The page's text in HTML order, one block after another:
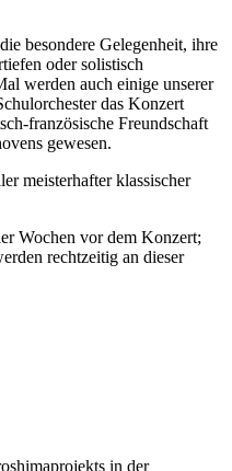
besondere Gelegenheit, ihre
oder solistisch
werden auch einige unserer
das Konzert
französische Freundschaft
gewesen.
meisterhafter klassischer
Wochen vor dem Konzert;
rechtzeitig an dieser
in der